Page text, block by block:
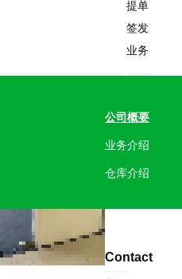
提单
签发
业务
公司概要
业务介绍
仓库介绍
Contact